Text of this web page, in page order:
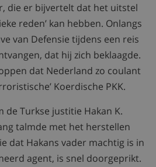
die er bijvertelt dat het uitstel
reden’ kan hebben. Onlangs
van Defensie tijdens een reis
dat hij zich beklaagde.
dat Nederland zo coulant
Koerdische PKK.
de Turkse justitie Hakan K.
talmde met het herstellen
dat Hakans vader machtig is in
agent, is snel doorgeprikt.